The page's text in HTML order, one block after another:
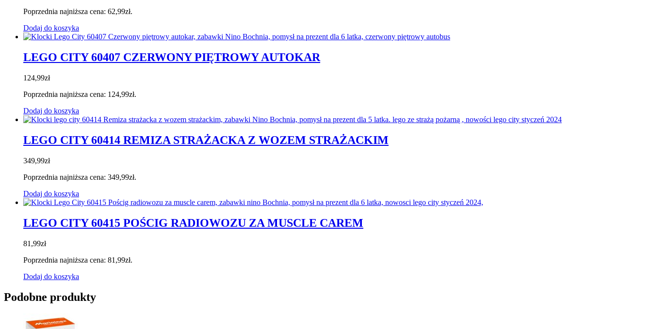
Poprzednia najniższa cena: 62,99zł.
Dodaj do koszyka
LEGO CITY 60407 CZERWONY PIĘTROWY AUTOKAR
124,99zł
Poprzednia najniższa cena: 124,99zł.
Dodaj do koszyka
LEGO CITY 60414 REMIZA STRAŻACKA Z WOZEM STRAŻACKIM
349,99zł
Poprzednia najniższa cena: 349,99zł.
Dodaj do koszyka
LEGO CITY 60415 POŚCIG RADIOWOZU ZA MUSCLE CAREM
81,99zł
Poprzednia najniższa cena: 81,99zł.
Dodaj do koszyka
Podobne produkty